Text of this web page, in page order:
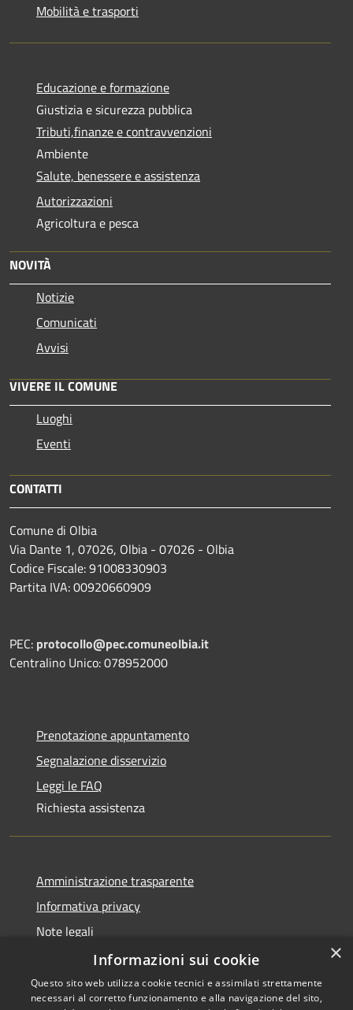
Mobilità e trasporti
Educazione e formazione
Giustizia e sicurezza pubblica
Tributi,finanze e contravvenzioni
Ambiente
Salute, benessere e assistenza
Autorizzazioni
Agricoltura e pesca
NOVITÀ
Notizie
Comunicati
Avvisi
VIVERE IL COMUNE
Luoghi
Eventi
CONTATTI
Comune di Olbia
Via Dante 1, 07026, Olbia - 07026 - Olbia
Codice Fiscale: 91008330903
Partita IVA: 00920660909
PEC: protocollo@pec.comuneolbia.it
Centralino Unico: 078952000
Prenotazione appuntamento
Segnalazione disservizio
Leggi le FAQ
Richiesta assistenza
Amministrazione trasparente
Informativa privacy
Note legali
Dichiarazione di accessibilità
×
Informazioni sui cookie
Questo sito web utilizza cookie tecnici e assimilati strettamente
necessari al corretto funzionamento e alla navigazione del sito,